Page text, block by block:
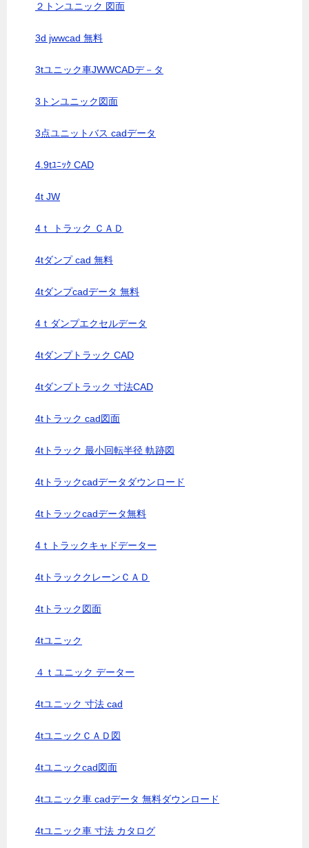
２トンユニック 図面
3d jwwcad 無料
3tユニック車JWWCADデ－タ
3トンユニック図面
3点ユニットバス cadデータ
4.9tﾕﾆｯｸ CAD
4t JW
4ｔ トラック ＣＡＤ
4tダンプ cad 無料
4tダンプcadデータ 無料
4ｔダンプエクセルデータ
4tダンプトラック CAD
4tダンプトラック 寸法CAD
4tトラック cad図面
4tトラック 最小回転半径 軌跡図
4tトラックcadデータダウンロード
4tトラックcadデータ無料
4ｔトラックキャドデーター
4tトラッククレーンＣＡＤ
4tトラック図面
4tユニック
４ｔユニック データー
4tユニック 寸法 cad
4tユニックＣＡＤ図
4tユニックcad図面
4tユニック車 cadデータ 無料ダウンロード
4tユニック車 寸法 カタログ